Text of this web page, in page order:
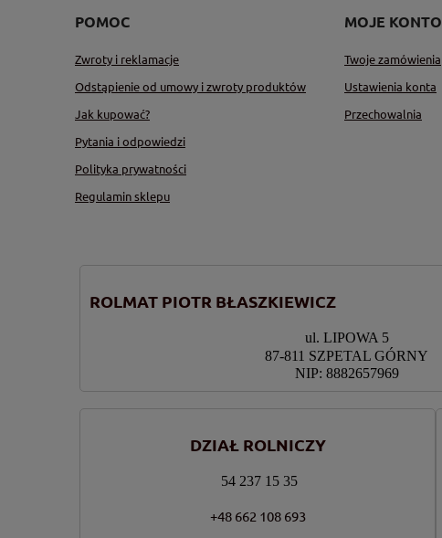
POMOC
Zwroty i reklamacje
Odstąpienie od umowy i zwroty produktów
Jak kupować?
Pytania i odpowiedzi
Polityka prywatności
Regulamin sklepu
MOJE KONTO
Twoje zamówienia
Ustawienia konta
Przechowalnia
ROLMAT PIOTR BŁASZKIEWICZ
ul. LIPOWA 5
87-811 SZPETAL GÓRNY
NIP: 8882657969
DZIAŁ ROLNICZY
54 237 15 35
+48 662 108 693